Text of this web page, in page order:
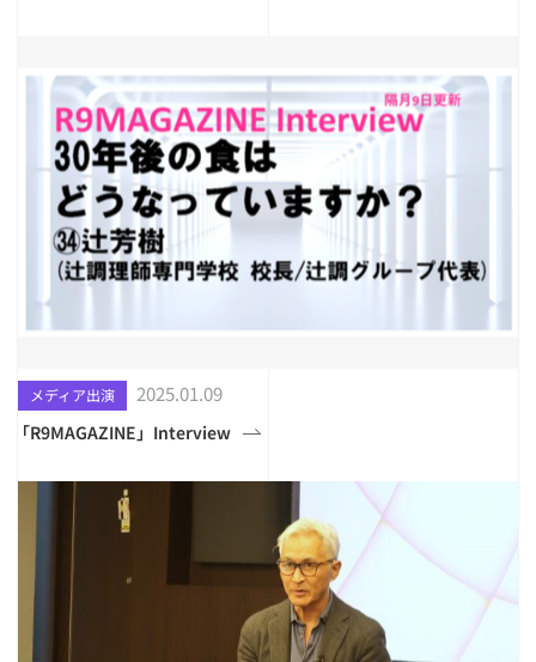
メディア出演 2025.01.09
「R9MAGAZINE」Interview